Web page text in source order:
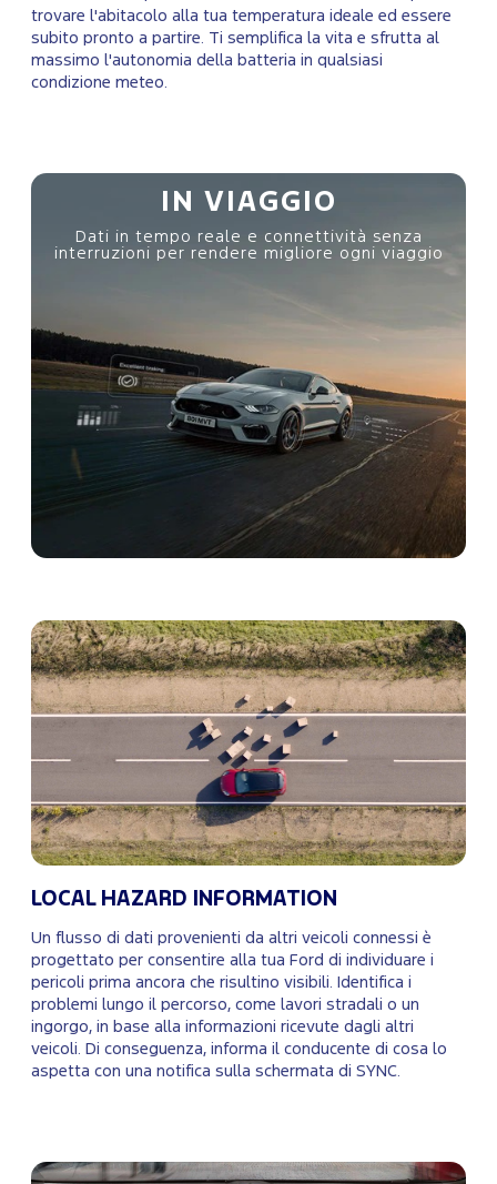
trovare l'abitacolo alla tua temperatura ideale ed essere
subito pronto a partire. Ti semplifica la vita e sfrutta al
massimo l'autonomia della batteria in qualsiasi
condizione meteo.
IN VIAGGIO
Dati in tempo reale e connettività senza
interruzioni per rendere migliore ogni viaggio
LOCAL HAZARD INFORMATION
Un flusso di dati provenienti da altri veicoli connessi è
progettato per consentire alla tua Ford di individuare i
pericoli prima ancora che risultino visibili. Identifica i
problemi lungo il percorso, come lavori stradali o un
ingorgo, in base alla informazioni ricevute dagli altri
veicoli. Di conseguenza, informa il conducente di cosa lo
aspetta con una notifica sulla schermata di SYNC.